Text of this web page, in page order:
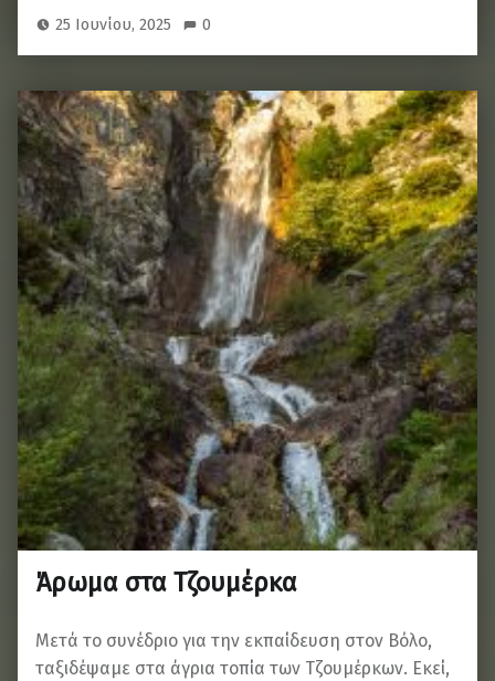
25 Ιουνίου, 2025 0
Άρωμα στα Τζουμέρκα
Μετά το συνέδριο για την εκπαίδευση στον Βόλο,
ταξιδέψαμε στα άγρια τοπία των Τζουμέρκων. Εκεί,